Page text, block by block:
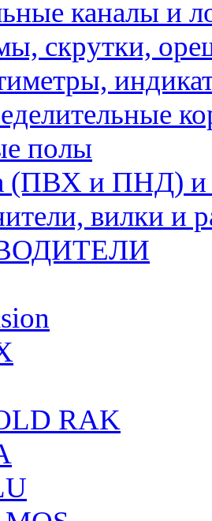
каналы и
скрутки,
полы
(ПВХ и ПНД) и
вилки и
RAK